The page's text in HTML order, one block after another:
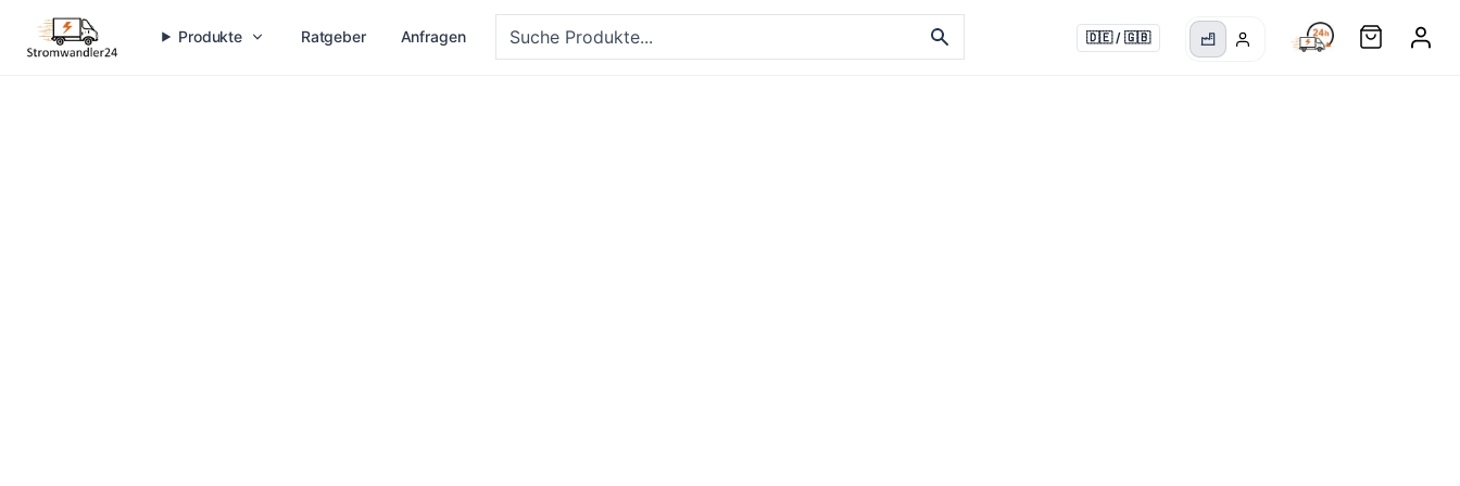
Produkte Ratgeber Anfragen 🇩🇪/ 🇬🇧